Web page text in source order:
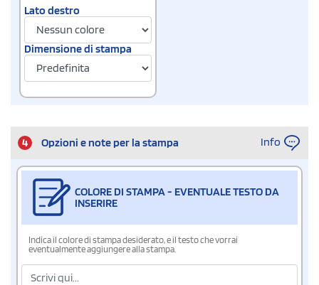
Lato destro
Dimensione di stampa
4 Opzioni e note per la stampa Info
COLORE DI STAMPA - EVENTUALE TESTO DA
INSERIRE
Indica il colore di stampa desiderato, e il testo che vorrai
eventualmente aggiungere alla stampa.